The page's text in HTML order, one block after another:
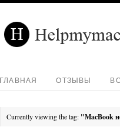
ГЛАВНАЯ ОТЗЫВЫ
Currently viewing the tag: "MacBook